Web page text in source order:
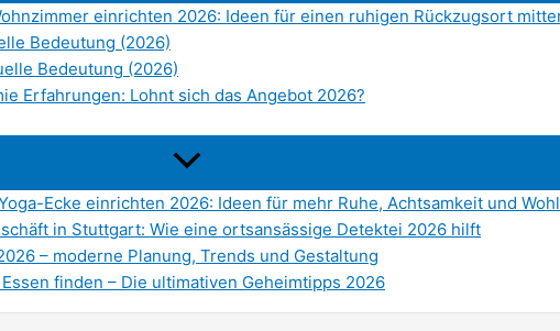
einrichten 2026: Ideen für einen ruhigen Rückzugsort
Bedeutung (2026)
Bedeutung (2026)
Erfahrungen: Lohnt sich das Angebot 2026?
Ecke einrichten 2026: Ideen für mehr Ruhe, Achtsamkeit und
in Stuttgart: Wie eine ortsansässige Detektei 2026 hilft
– moderne Planung, Trends und Gestaltung
finden – Die ultimativen Geheimtipps 2026